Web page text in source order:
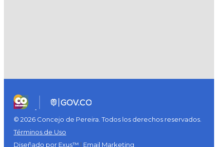
© 2026 Concejo de Pereira. Todos los derechos reservados.
Términos de Uso
Diseñado por Exus™ | Email Marketing